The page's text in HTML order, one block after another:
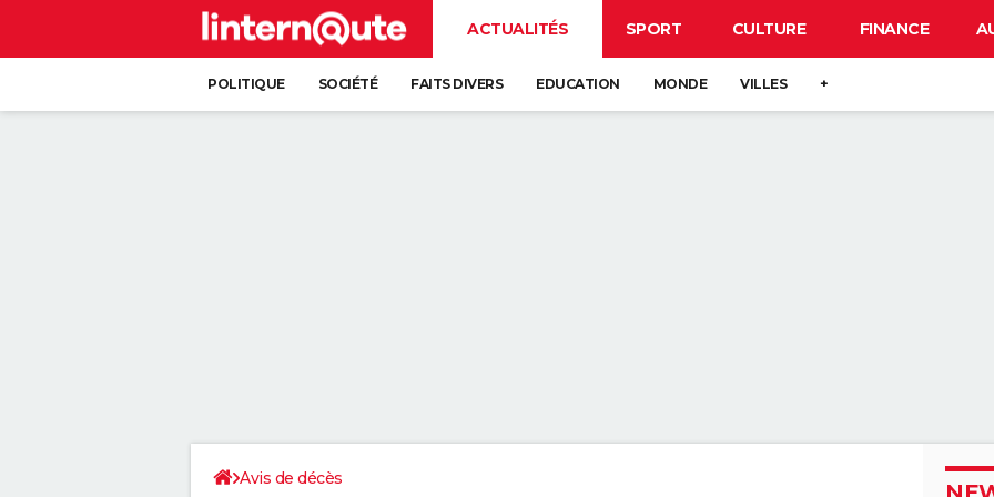
ACTUALITÉS SPORT CULTURE FINANCE
POLITIQUE SOCIÉTÉ FAITS DIVERS EDUCATION MONDE VILLES +
Avis de décès